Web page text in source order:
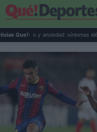
Que!:
ansiedad: síntomas idénticos que a...